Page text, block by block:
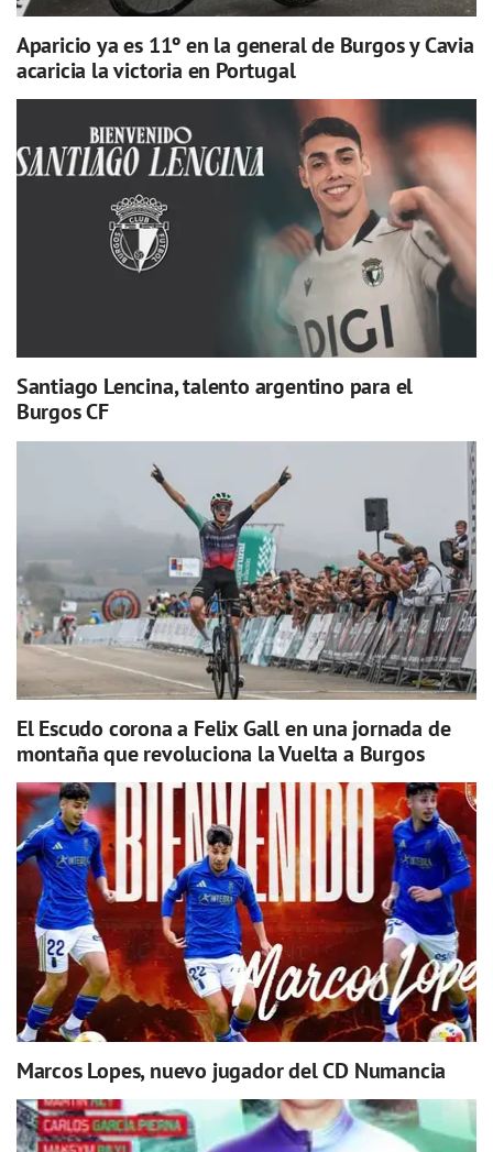
Aparicio ya es 11º en la general de Burgos y Cavia
acaricia la victoria en Portugal
Santiago Lencina, talento argentino para el
Burgos CF
El Escudo corona a Felix Gall en una jornada de
montaña que revoluciona la Vuelta a Burgos
Marcos Lopes, nuevo jugador del CD Numancia